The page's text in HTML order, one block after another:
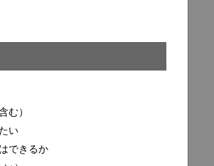
）
い
できるか